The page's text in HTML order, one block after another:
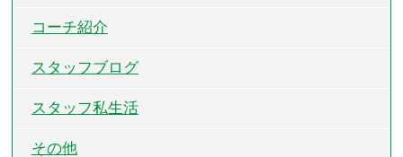
コーチ紹介
スタッフブログ
スタッフ私生活
その他